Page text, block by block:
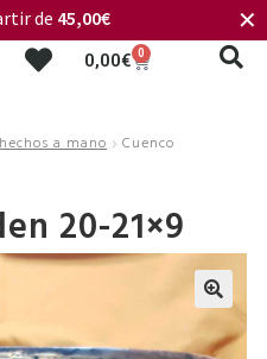
0,00€ 0
de 45,00€ ✕
a mano
Cuenco
20-21×9
🔍